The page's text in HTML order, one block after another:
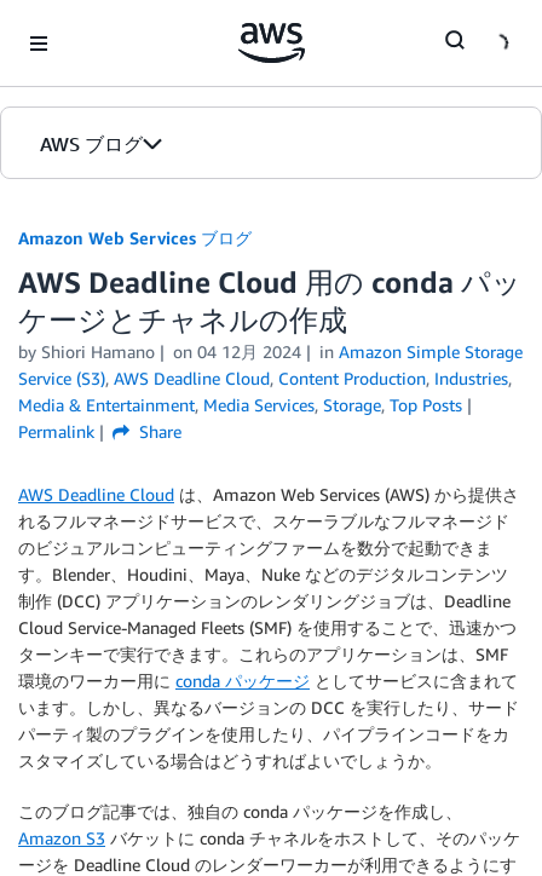
AWS ブログ
カテゴリ
エディション
Amazon Web Services ブログ
AWS Deadline Cloud 用の conda パッ
ケージとチャネルの作成
by Shiori Hamano on 04 12月 2024 in Amazon Simple Storage
Service (S3), AWS Deadline Cloud, Content Production, Industries,
Media & Entertainment, Media Services, Storage, Top Posts
Permalink
Share
AWS Deadline Cloud は、Amazon Web Services (AWS) から提供さ
れるフルマネージドサービスで、スケーラブルなフルマネージド
のビジュアルコンピューティングファームを数分で起動できま
す。Blender、Houdini、Maya、Nuke などのデジタルコンテンツ
制作 (DCC) アプリケーションのレンダリングジョブは、Deadline
Cloud Service-Managed Fleets (SMF) を使用することで、迅速かつ
ターンキーで実行できます。これらのアプリケーションは、SMF
環境のワーカー用に conda パッケージ としてサービスに含まれて
います。しかし、異なるバージョンの DCC を実行したり、サード
パーティ製のプラグインを使用したり、パイプラインコードをカ
スタマイズしている場合はどうすればよいでしょうか。
このブログ記事では、独自の conda パッケージを作成し、
Amazon S3 バケットに conda チャネルをホストして、そのパッケ
ージを Deadline Cloud のレンダーワーカーが利用できるようにす